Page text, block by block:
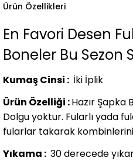
Ürün Özellikleri
En Favori Desen
Boneler Bu Sezon
Kumaş Cinsi : İki İplik
Ürün Özelliği :Hazır Şapka
Dolgu yoktur. Fularlı yada
fularlar takarak
Yıkama : 30 derecede